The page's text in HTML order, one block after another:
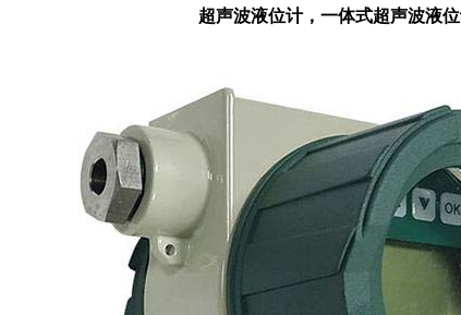
超声波液位计，一体式超声波液